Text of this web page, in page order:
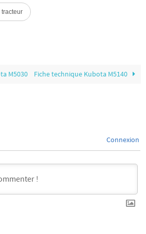
M5030 Fiche technique Kubota M5140
Connexion